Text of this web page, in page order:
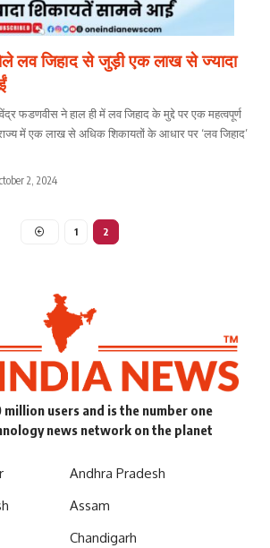
लव जिहाद से जुड़ी एक लाख से ज्यादा
फडणवीस ने हाल ही में लव जिहाद के मुद्दे पर एक महत्वपूर्ण
में एक लाख से अधिक शिकायतों के आधार पर ‘लव जिहाद’
2, 2024
1 2
million users and is the number one
news network on the planet
Andhra Pradesh
Assam
Chandigarh